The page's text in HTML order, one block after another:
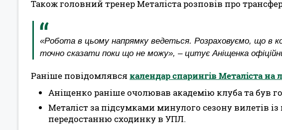
Також головний тренер Металіста розповів про
«Робота в цьому напрямку ведеться. Розраховуємо, що в
точно сказати поки що не можу», – цитує Аніщенка
Раніше повідомлявся календар спарингів Металіста на
Аніщенко раніше очолював академію клуба та був
Металіст за підсумками минулого сезону вилетів
передостанню сходинку в УПЛ.